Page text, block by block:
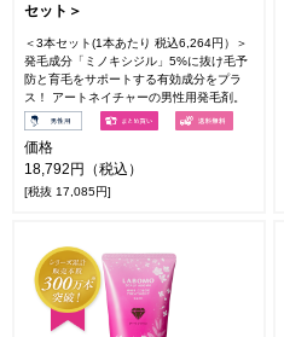
セット＞
＜3本セット(1本あたり 税込6,264円）＞
発毛成分「ミノキシジル」5%に抜け毛予
防と育毛をサポートする有効成分をプラ
ス！ アートネイチャーの男性用発毛剤。
価格
18,792円（税込）
[税抜 17,085円]